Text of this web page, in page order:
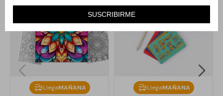
SUSCRIBIRME
LlegaMAÑANA LlegaMAÑANA